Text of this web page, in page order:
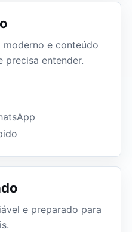
e conteúdo
precisa entender.
e preparado para